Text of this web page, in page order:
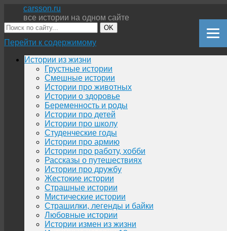
carsson.ru
все истории на одном сайте
OK
Перейти к содержимому
Истории из жизни
Грустные истории
Смешные истории
Истории про животных
Истории о здоровье
Беременность и роды
Истории про детей
Истории про школу
Студенческие годы
Истории про армию
Истории про работу, хобби
Рассказы о путешествиях
Истории про дружбу
Жестокие истории
Страшные истории
Мистические истории
Страшилки, легенды и байки
Любовные истории
Истории измен из жизни